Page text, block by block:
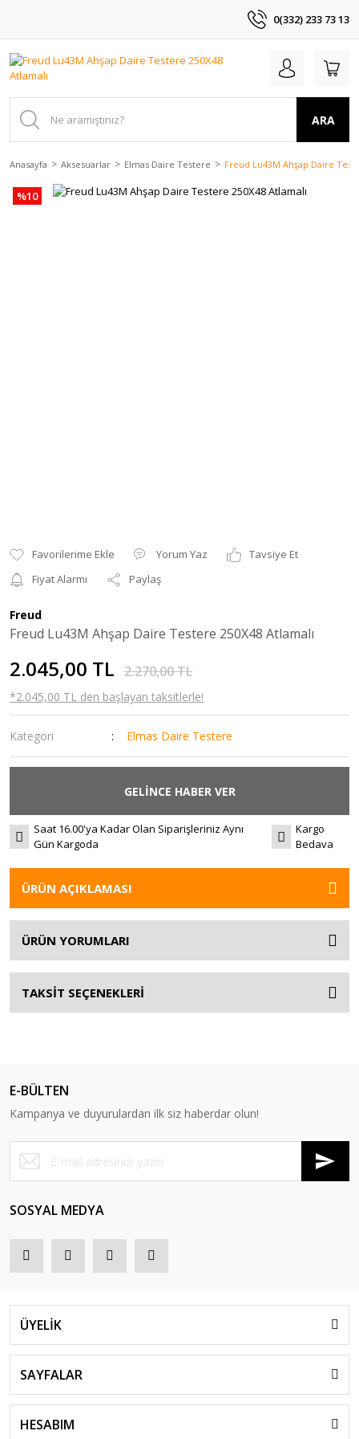
0(332) 233 73 13
ARA
Anasayfa Aksesuarlar Elmas Daire Testere Freud Lu43M Ahşap Daire
%10
Yorum Yaz
Tavsiye Et
Fiyat Alarmı
Paylaş
Freud
Freud Lu43M Ahşap Daire Testere 250X48 Atlamalı
2.045,00 TL 2.270,00 TL
*2.045,00 TL den başlayan taksitlerle!
Kategori Elmas Daire Testere
GELİNCE HABER VER
Saat 16.00'ya Kadar Olan Siparişleriniz Aynı
Gün Kargoda
Kargo
Bedava
ÜRÜN AÇIKLAMASI
ÜRÜN YORUMLARI
TAKSİT SEÇENEKLERİ
E-BÜLTEN
Kampanya ve duyurulardan ilk siz haberdar olun!
SOSYAL MEDYA
ÜYELİK
SAYFALAR
HESABIM